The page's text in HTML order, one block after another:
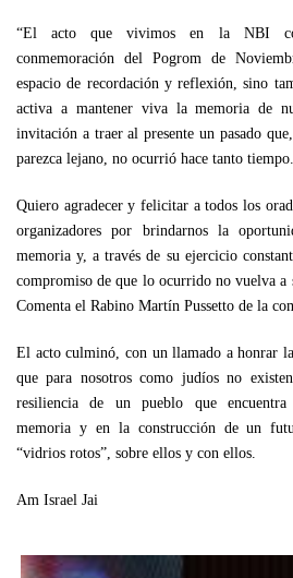
“El acto que vivimos en la NBI
conmemoración del Pogrom de
espacio de recordación y reflexión, sino
activa a mantener viva la memoria de
invitación a traer al presente un pasado
parezca lejano, no ocurrió hace tanto tiempo.
Quiero agradecer y felicitar a todos los
organizadores por brindarnos la
memoria y, a través de su ejercicio
compromiso de que lo ocurrido no vuelva a
Comenta el Rabino Martín Pussetto de la
El acto culminó, con un llamado a honrar
que para nosotros como judíos no
resiliencia de un pueblo que
memoria y en la construcción de un
“vidrios rotos”, sobre ellos y con ellos.
Am Israel Jai